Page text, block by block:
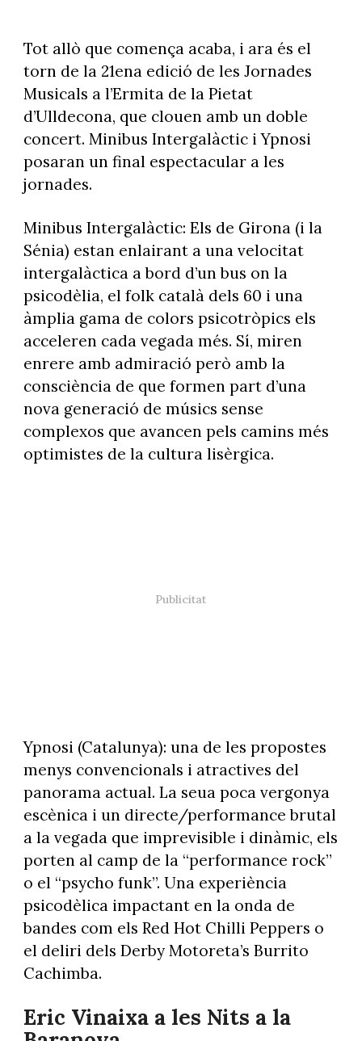
Tot allò que comença acaba, i ara és el
torn de la 21ena edició de les Jornades
Musicals a l’Ermita de la Pietat
d’Ulldecona, que clouen amb un doble
concert. Minibus Intergalàctic i Ypnosi
posaran un final espectacular a les
jornades.
Minibus Intergalàctic: Els de Girona (i la
Sénia) estan enlairant a una velocitat
intergalàctica a bord d’un bus on la
psicodèlia, el folk català dels 60 i una
àmplia gama de colors psicotròpics els
acceleren cada vegada més. Sí, miren
enrere amb admiració però amb la
consciència de que formen part d’una
nova generació de músics sense
complexos que avancen pels camins més
optimistes de la cultura lisèrgica.
Ypnosi (Catalunya): una de les propostes
menys convencionals i atractives del
panorama actual. La seua poca vergonya
escènica i un directe/performance brutal
a la vegada que imprevisible i dinàmic, els
porten al camp de la “performance rock”
o el “psycho funk”. Una experiència
psicodèlica impactant en la onda de
bandes com els Red Hot Chilli Peppers o
el deliri dels Derby Motoreta’s Burrito
Cachimba.
Eric Vinaixa a les Nits a la